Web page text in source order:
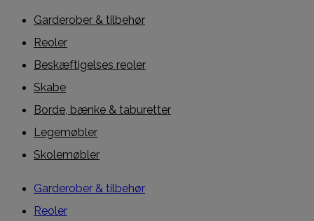
Garderober & tilbehør
Reoler
Beskæftigelses reoler
Skabe
Borde, bænke & taburetter
Legemøbler
Skolemøbler
Garderober & tilbehør
Reoler